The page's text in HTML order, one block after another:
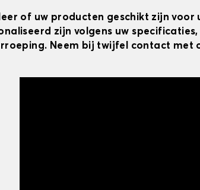
of uw producten geschikt zijn voor
zijn volgens uw
Neem bij twijfel contact met